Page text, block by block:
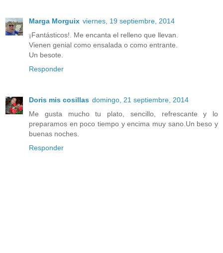
Marga Morguix viernes, 19 septiembre, 2014
¡Fantásticos!. Me encanta el relleno que llevan.
Vienen genial como ensalada o como entrante.
Un besote.
Responder
Doris mis cosillas domingo, 21 septiembre, 2014
Me gusta mucho tu plato, sencillo, refrescante y lo
preparamos en poco tiempo y encima muy sano.Un beso y
buenas noches.
Responder